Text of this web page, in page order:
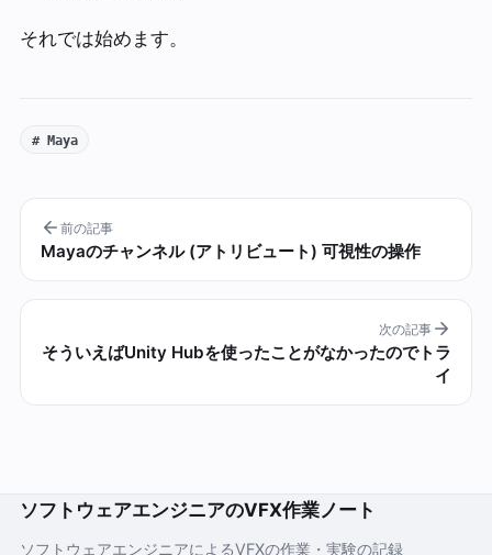
それでは始めます。
# Maya
前の記事
Mayaのチャンネル (アトリビュート) 可視性の操作
次の記事
そういえばUnity Hubを使ったことがなかったのでトラ
イ
ソフトウェアエンジニアのVFX作業ノート
ソフトウェアエンジニアによるVFXの作業・実験の記録